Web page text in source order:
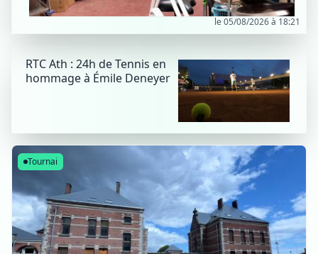
le 05/08/2026 à 18:21
RTC Ath : 24h de Tennis en
hommage à Émile Deneyer
Tournai